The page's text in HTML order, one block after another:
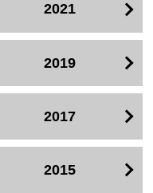
2021
2019
2017
2015